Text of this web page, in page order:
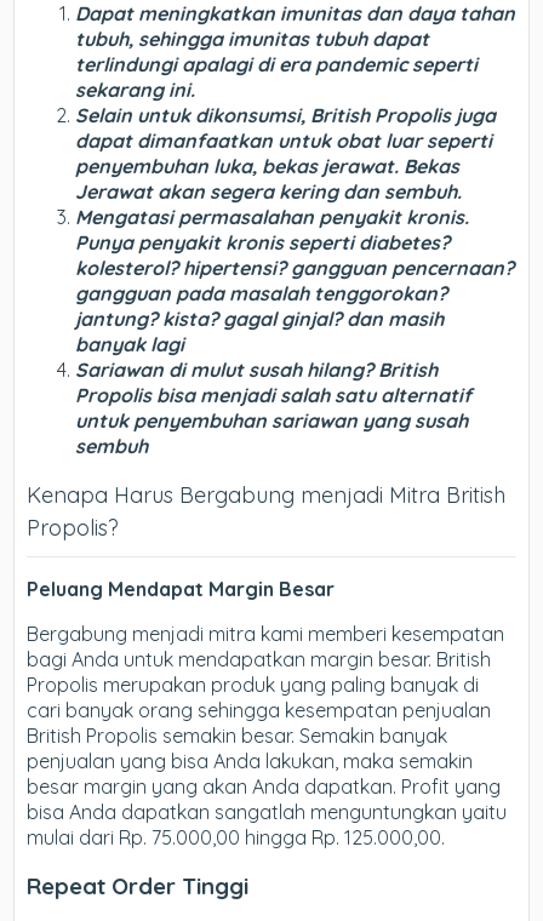
Dapat meningkatkan imunitas dan daya tahan
tubuh, sehingga imunitas tubuh dapat
terlindungi apalagi di era pandemic seperti
sekarang ini.
Selain untuk dikonsumsi, British Propolis juga
dapat dimanfaatkan untuk obat luar seperti
penyembuhan luka, bekas jerawat. Bekas
Jerawat akan segera kering dan sembuh.
Mengatasi permasalahan penyakit kronis.
Punya penyakit kronis seperti diabetes?
kolesterol? hipertensi? gangguan pencernaan?
gangguan pada masalah tenggorokan?
jantung? kista? gagal ginjal? dan masih
banyak lagi
Sariawan di mulut susah hilang? British
Propolis bisa menjadi salah satu alternatif
untuk penyembuhan sariawan yang susah
sembuh
Kenapa Harus Bergabung menjadi Mitra British
Propolis?
Peluang Mendapat Margin Besar
Bergabung menjadi mitra kami memberi kesempatan
bagi Anda untuk mendapatkan margin besar. British
Propolis merupakan produk yang paling banyak di
cari banyak orang sehingga kesempatan penjualan
British Propolis semakin besar. Semakin banyak
penjualan yang bisa Anda lakukan, maka semakin
besar margin yang akan Anda dapatkan. Profit yang
bisa Anda dapatkan sangatlah menguntungkan yaitu
mulai dari Rp. 75.000,00 hingga Rp. 125.000,00.
Repeat Order Tinggi